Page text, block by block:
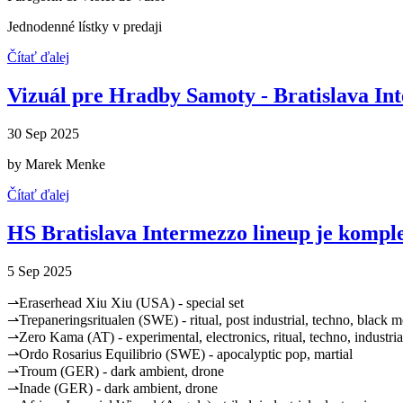
Jednodenné lístky v predaji
Čítať ďalej
Vizuál pre Hradby Samoty - Bratislava
30 Sep 2025
by Marek Menke
Čítať ďalej
HS Bratislava Intermezzo lineup je
5 Sep 2025
⇀Eraserhead Xiu Xiu (USA) - special set
⇀Trepaneringsritualen (SWE) - ritual, post industrial, techno, black
⇀Zero Kama (AT) - experimental, electronics, ritual, techno,
⇀Ordo Rosarius Equilibrio (SWE) - apocalyptic pop, martial
⇀Troum (GER) - dark ambient, drone
⇀Inade (GER) - dark ambient, drone